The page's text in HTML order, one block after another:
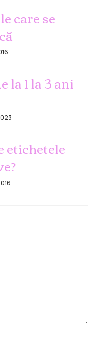
care se
la 1 la 3 ani
etichetele